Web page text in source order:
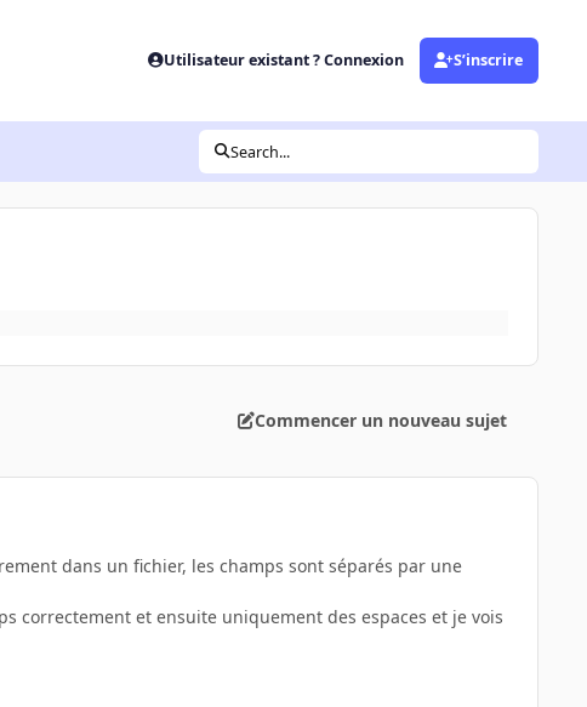
Utilisateur existant ? Connexion S’inscrire
Search...
Commencer un nouveau sujet
dans un fichier, les champs sont séparés par une
correctement et ensuite uniquement des espaces et je vois